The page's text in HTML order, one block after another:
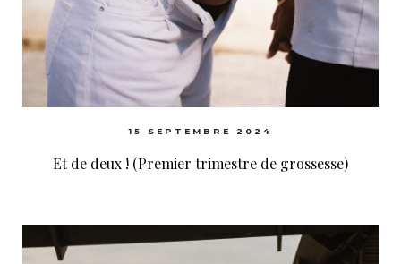
15 SEPTEMBRE 2024
Et de deux ! (Premier trimestre de grossesse)